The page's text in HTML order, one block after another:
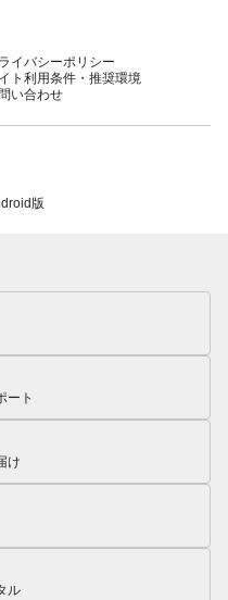
イバシーポリシー
ト利用条件・推奨環境
い合わせ
版
ート
け
ル